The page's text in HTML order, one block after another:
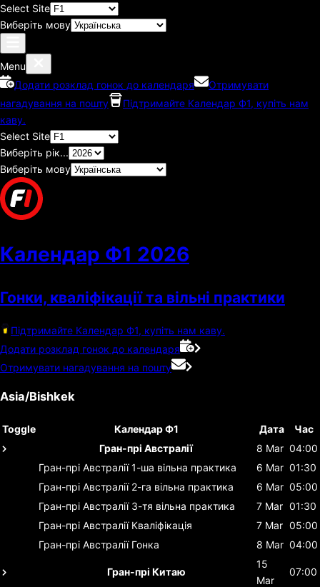
Select Site
Виберіть мову
Menu
Додати розклад гонок до календаря
Отримувати
нагадування на пошту
Підтримайте Календар Ф1, купіть нам
каву.
Select Site
Виберіть рік...
Виберіть мову
Календар Ф1 2026
Гонки, кваліфікації та вільні практики
Підтримайте Календар Ф1, купіть нам каву.
Додати розклад гонок до календаря
Отримувати нагадування на пошту
Asia/Bishkek
Toggle Календар Ф1 Дата
Час
Гран-прі Австралії
8 Mar 04:00
Гран-прі Австралії 1-ша вільна практика 6 Mar 01:30
Гран-прі Австралії 2-га вільна практика 6 Mar 05:00
Гран-прі Австралії 3-тя вільна практика 7 Mar 01:30
Гран-прі Австралії Кваліфікація 7 Mar 05:00
Гран-прі Австралії Гонка 8 Mar 04:00
Гран-прі Китаю
15
Mar
07:00